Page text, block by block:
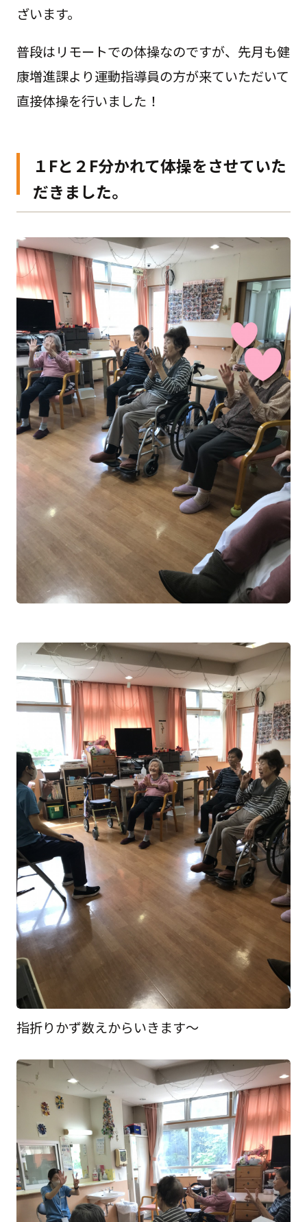
ざいます。
普段はリモートでの体操なのですが、先月も健
康増進課より運動指導員の方が来ていただいて
直接体操を行いました！
１Fと２F分かれて体操をさせていた
だきました。
指折りかず数えからいきます～